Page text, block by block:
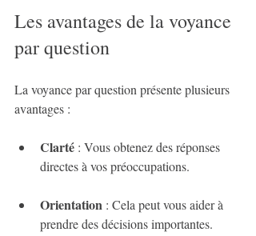
Les avantages de la voyance
par question
La voyance par question présente plusieurs
avantages :
Clarté : Vous obtenez des réponses
directes à vos préoccupations.
Orientation : Cela peut vous aider à
prendre des décisions importantes.